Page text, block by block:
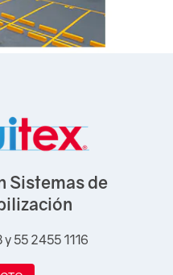
Sistemas de
55 2455 1116